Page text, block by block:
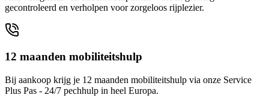
gecontroleerd en verholpen voor zorgeloos rijplezier.
12 maanden mobiliteitshulp
Bij aankoop krijg je 12 maanden mobiliteitshulp via onze Service
Plus Pas - 24/7 pechhulp in heel Europa.